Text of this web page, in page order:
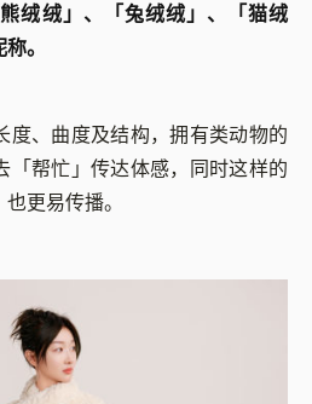
绒绒」、「兔绒绒」、「猫绒
。
度、曲度及结构，拥有类动物的
「帮忙」传达体感，同时这样的
更易传播。